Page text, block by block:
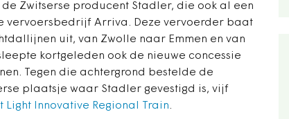
Zwitserse producent Stadler, die ook al een
vervoersbedrijf Arriva. Deze vervoerder baat
uit, van Zwolle naar Emmen en van
kortgeleden ook de nieuwe concessie
Tegen die achtergrond bestelde de
plaatsje waar Stadler gevestigd is, vijf
Light Innovative Regional Train.